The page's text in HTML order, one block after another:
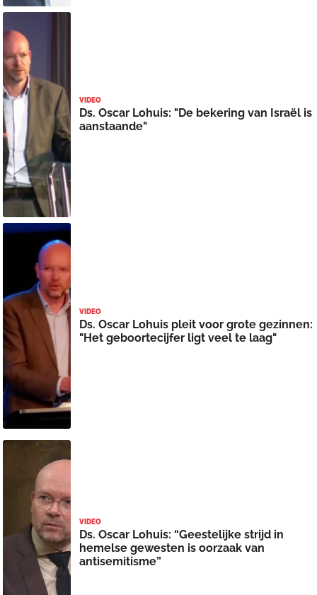
VIDEO
Ds. Oscar Lohuis: "De bekering van Israël is
aanstaande"
VIDEO
Ds. Oscar Lohuis pleit voor grote gezinnen:
"Het geboortecijfer ligt veel te laag"
VIDEO
Ds. Oscar Lohuis: “Geestelijke strijd in
hemelse gewesten is oorzaak van
antisemitisme”